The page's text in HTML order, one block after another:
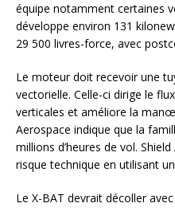
équipe notamment certaines
développe environ 131
29 500 livres-force, avec
Le moteur doit recevoir une
vectorielle. Celle-ci dirige le
verticales et améliore la
Aerospace indique que la
millions d’heures de vol.
risque technique en utilisant
Le X-BAT devrait décoller